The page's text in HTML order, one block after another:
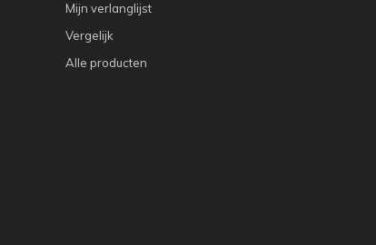
Mijn verlanglijst
Vergelijk
Alle producten